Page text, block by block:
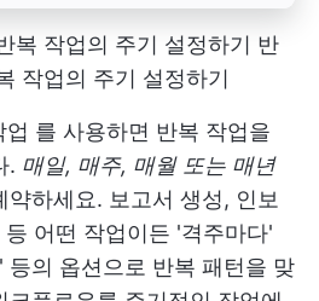
복 작업의 주기 설정하기 반
작업의 주기 설정하기
를 사용하면 반복 작업을
. 매일, 매주, 매월 또는 매년
하세요. 보고서 생성, 인보
어떤 작업이든 '격주마다'
등의 옵션으로 반복 패턴을 맞